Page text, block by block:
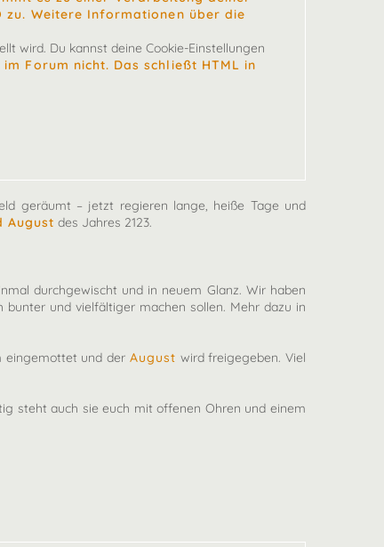
zu. Weitere Informationen über die
wird. Du kannst deine Cookie-Einstellungen
Forum nicht. Das schließt HTML in
geräumt – jetzt regieren lange, heiße Tage und
August des Jahres 2123.
durchgewischt und in neuem Glanz. Wir haben
bunter und vielfältiger machen sollen. Mehr dazu in
eingemottet und der August wird freigegeben. Viel
steht auch sie euch mit offenen Ohren und einem